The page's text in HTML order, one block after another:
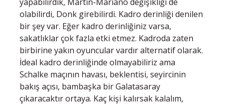
olabilirdi, Donk girebilirdi. Kadro derinliği denilen
bir şey var. Eğer kadro derinliğiniz varsa,
sakatlıklar çok fazla etki etmez. Kadroda zaten
birbirine yakın oyuncular vardır alternatif olarak.
İdeal kadro derinliğinde olmayabiliriz ama
Schalke maçının havası, beklentisi, seyircinin
bakış açısı, bambaşka bir Galatasaray
çıkaracaktır ortaya. Kaç kişi kalırsak kalalım,